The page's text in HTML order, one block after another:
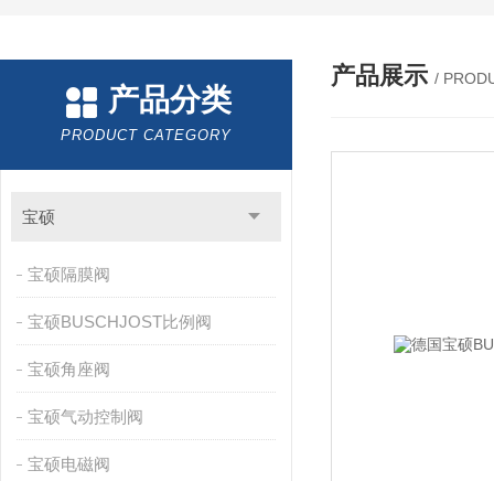
产品分类
PRODUCT CATEGORY
宝硕
宝硕隔膜阀
宝硕BUSCHJOST比例阀
宝硕角座阀
宝硕气动控制阀
宝硕电磁阀
产品展示 /